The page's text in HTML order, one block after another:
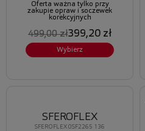
Oferta ważna tylko przy
zakupie opraw i soczewek
korekcyjnych
499,00 zł399,20 zł
Wybierz
SFEROFLEX 0SF2265 136
SFEROFLEX